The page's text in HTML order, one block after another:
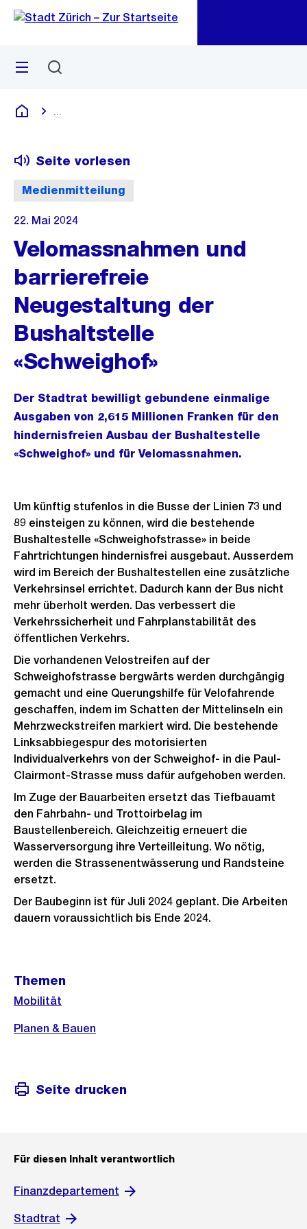
Navigation
Sprunglink
Menü
Deutsch
Medienmitteilung
Seite vorlesen
22. Mai 2024
Velomassnahmen und
barrierefreie
Neugestaltung der
Bushaltstelle
«Schweighof»
Der Stadtrat bewilligt gebundene einmalige
Ausgaben von 2,615 Millionen Franken für den
hindernisfreien Ausbau der Bushaltestelle
«Schweighof» und für Velomassnahmen.
Um künftig stufenlos in die Busse der Linien 73 und
89 einsteigen zu können, wird die bestehende
Bushaltestelle «Schweighofstrasse» in beide
Fahrtrichtungen hindernisfrei ausgebaut. Ausserdem
wird im Bereich der Bushaltestellen eine zusätzliche
Verkehrsinsel errichtet. Dadurch kann der Bus nicht
mehr überholt werden. Das verbessert die
Verkehrssicherheit und Fahrplanstabilität des
öffentlichen Verkehrs.
Die vorhandenen Velostreifen auf der
Schweighofstrasse bergwärts werden durchgängig
gemacht und eine Querungshilfe für Velofahrende
geschaffen, indem im Schatten der Mittelinseln ein
Mehrzweckstreifen markiert wird. Die bestehende
Linksabbiegespur des motorisierten
Individualverkehrs von der Schweighof- in die Paul-
Clairmont-Strasse muss dafür aufgehoben werden.
Im Zuge der Bauarbeiten ersetzt das Tiefbauamt
den Fahrbahn- und Trottoirbelag im
Baustellenbereich. Gleichzeitig erneuert die
Wasserversorgung ihre Verteilleitung. Wo nötig,
werden die Strassenentwässerung und Randsteine
ersetzt.
Der Baubeginn ist für Juli 2024 geplant. Die Arbeiten
dauern voraussichtlich bis Ende 2024.
Informationen
Themen
Mobilität
Planen & Bauen
Seite drucken
Für diesen Inhalt verantwortlich
Finanzdepartement
Stadtrat